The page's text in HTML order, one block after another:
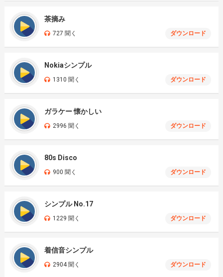
茶摘み
727 聞く ダウンロード
Nokiaシンプル
1310 聞く ダウンロード
ガラケー 懐かしい
2996 聞く ダウンロード
80s Disco
900 聞く ダウンロード
シンプル No.17
1229 聞く ダウンロード
着信音シンプル
2904 聞く ダウンロード